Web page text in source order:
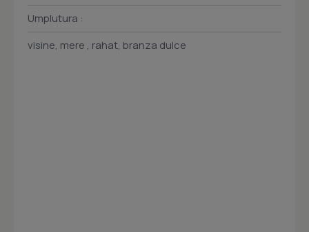
Umplutura :
visine, mere , rahat, branza dulce